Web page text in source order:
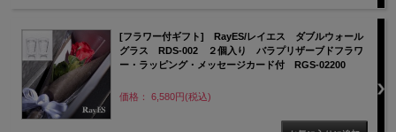
[フラワー付ギフト] RayES/レイエス ダブルウォール
グラス RDS-002 ２個入り バラプリザーブドフラワ
ー・ラッピング・メッセージカード付 RGS-02200
価格： 6,580円(税込)